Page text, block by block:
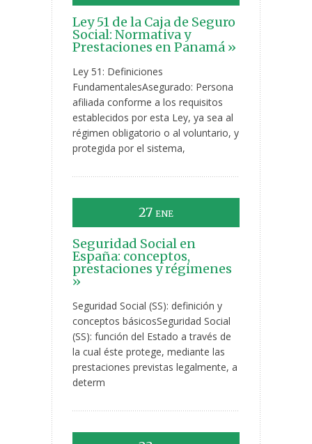
Ley 51 de la Caja de Seguro
Social: Normativa y
Prestaciones en Panamá »
Ley 51: Definiciones
FundamentalesAsegurado: Persona
afiliada conforme a los requisitos
establecidos por esta Ley, ya sea al
régimen obligatorio o al voluntario, y
protegida por el sistema,
27 ENE
Seguridad Social en
España: conceptos,
prestaciones y régimenes
»
Seguridad Social (SS): definición y
conceptos básicosSeguridad Social
(SS): función del Estado a través de
la cual éste protege, mediante las
prestaciones previstas legalmente, a
determ